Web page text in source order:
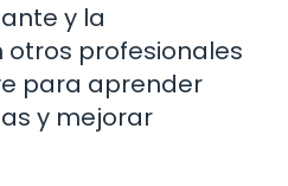
y la
profesionales
para aprender
y mejorar